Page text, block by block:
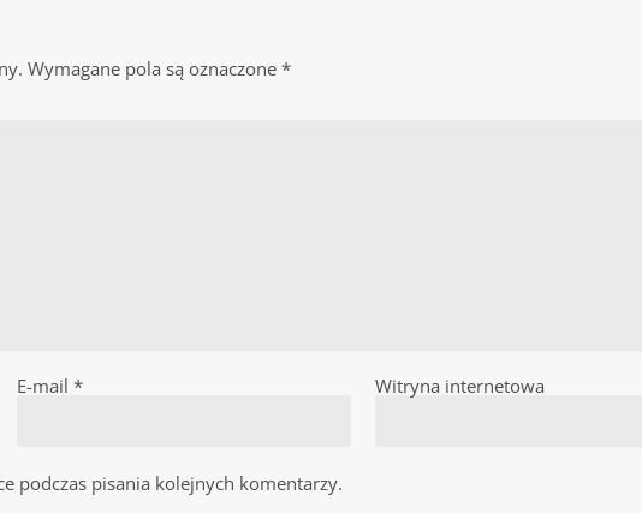
Wymagane pola są oznaczone*
E-mail * Witryna internetowa
podczas pisania kolejnych komentarzy.